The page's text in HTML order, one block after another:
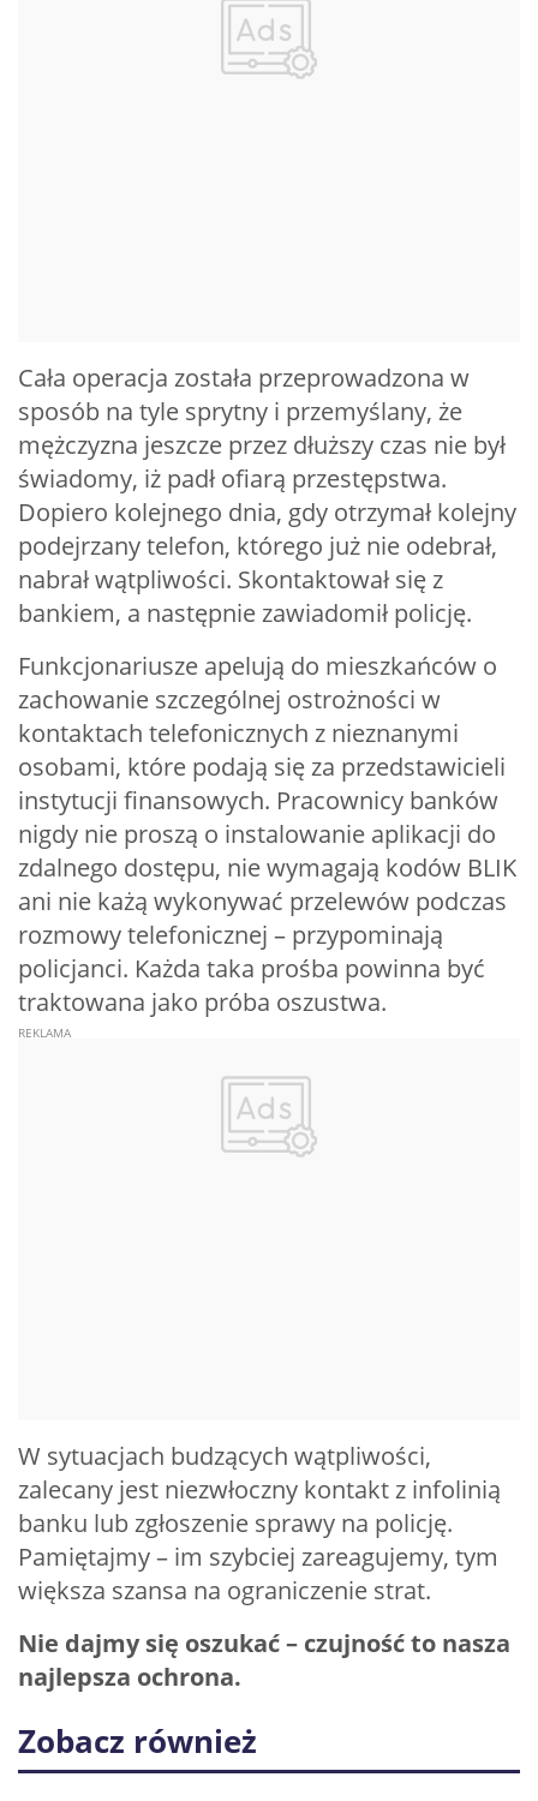
Cała operacja została przeprowadzona w
sposób na tyle sprytny i przemyślany, że
mężczyzna jeszcze przez dłuższy czas nie był
świadomy, iż padł ofiarą przestępstwa.
Dopiero kolejnego dnia, gdy otrzymał kolejny
podejrzany telefon, którego już nie odebrał,
nabrał wątpliwości. Skontaktował się z
bankiem, a następnie zawiadomił policję.
Funkcjonariusze apelują do mieszkańców o
zachowanie szczególnej ostrożności w
kontaktach telefonicznych z nieznanymi
osobami, które podają się za przedstawicieli
instytucji finansowych. Pracownicy banków
nigdy nie proszą o instalowanie aplikacji do
zdalnego dostępu, nie wymagają kodów BLIK
ani nie każą wykonywać przelewów podczas
rozmowy telefonicznej – przypominają
policjanci. Każda taka prośba powinna być
traktowana jako próba oszustwa.
W sytuacjach budzących wątpliwości,
zalecany jest niezwłoczny kontakt z infolinią
banku lub zgłoszenie sprawy na policję.
Pamiętajmy – im szybciej zareagujemy, tym
większa szansa na ograniczenie strat.
Nie dajmy się oszukać – czujność to nasza
najlepsza ochrona.
Zobacz również